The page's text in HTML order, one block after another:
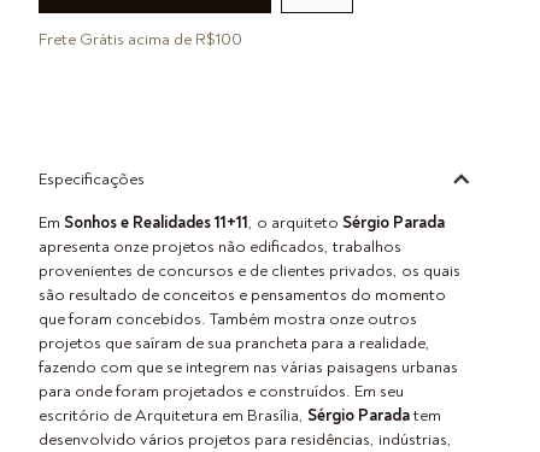
Frete Grátis acima de R$100
Especificações
Em Sonhos e Realidades 11+11, o arquiteto Sérgio Parada
apresenta onze projetos não edificados, trabalhos
provenientes de concursos e de clientes privados, os quais
são resultado de conceitos e pensamentos do momento
que foram concebidos. Também mostra onze outros
projetos que saíram de sua prancheta para a realidade,
fazendo com que se integrem nas várias paisagens urbanas
para onde foram projetados e construídos. Em seu
escritório de Arquitetura em Brasília, Sérgio Paradatem
desenvolvido vários projetos para residências, indústrias,